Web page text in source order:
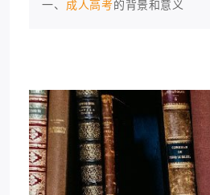
一、 成人高考的背景和意义